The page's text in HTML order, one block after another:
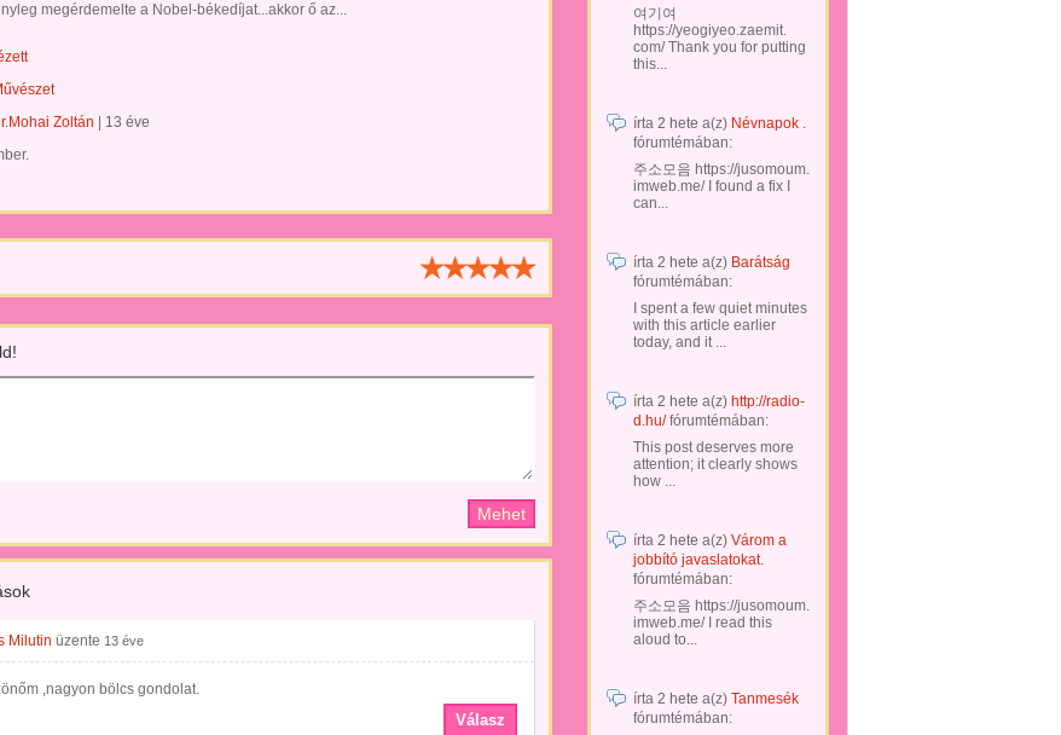
megérdemelte a Nobel-békedíjat...akkor ő az...
Zoltán
13 éve
Milutin üzente 13 éve
,nagyon bölcs gondolat.
Válasz
여기여
https://yeogiyeo.zaemit.
com/ Thank you for putting
this...
írta 2 hete a(z) Névnapok .
fórumtémában:
주소모음 https://jusomoum.
imweb.me/ I found a fix I
can...
írta 2 hete a(z) Barátság
fórumtémában:
I spent a few quiet minutes
with this article earlier
today, and it ...
írta 2 hete a(z) http://radio-
d.hu/fórumtémában:
This post deserves more
attention; it clearly shows
how ...
írta 2 hete a(z) Várom a
jobbító javaslatokat.
fórumtémában:
주소모음 https://jusomoum.
imweb.me/ I read this
aloud to...
írta 2 hete a(z) Tanmesék
fórumtémában: